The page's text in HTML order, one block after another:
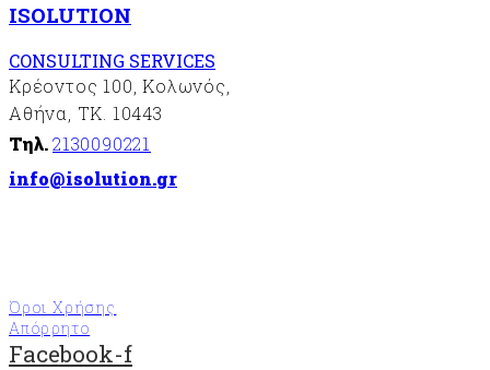
ISOLUTION
CONSULTING SERVICES
Κρέοντος 100, Κολωνός,
Αθήνα, ΤΚ. 10443
Τηλ.2130090221
info@isolution.gr
Όροι Χρήσης
Απόρρητο
Facebook-f